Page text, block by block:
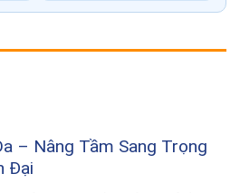
– Nâng Tầm Sang Trọng
Đại